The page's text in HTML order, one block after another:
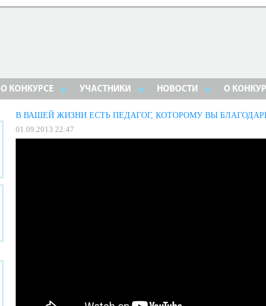
О КОНКУРСЕ УЧАСТНИКИ НОВОСТИ О
В ВАШЕЙ ЖИЗНИ ЕСТЬ ПЕДАГОГ, КОТОРОМУ ВЫ
01.09.2013 22:47